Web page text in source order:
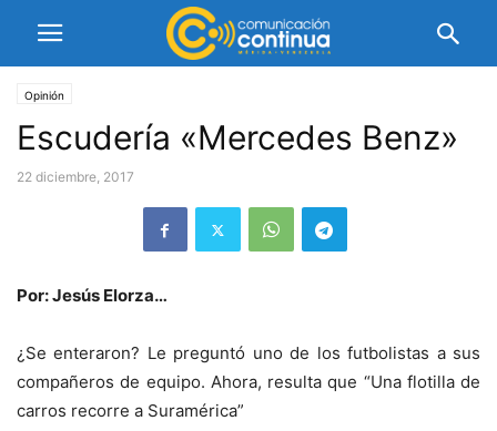
Opinión
Escudería «Mercedes Benz»
22 diciembre, 2017
Por: Jesús Elorza…
¿Se enteraron? Le preguntó uno de los futbolistas a sus
compañeros de equipo. Ahora, resulta que “Una flotilla de
carros recorre a Suramérica”